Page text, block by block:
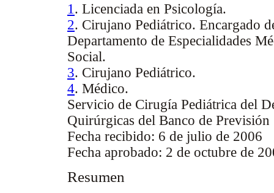
1 . Licenciada en Psicología.
2. Cirujano Pediátrico. Encargado
Departamento de Especialidades
Social.
3. Cirujano Pediátrico.
4. Médico.
Servicio de Cirugía Pediátrica del
Quirúrgicas del Banco de Previsión
Fecha recibido: 6 de julio de 2006
Fecha aprobado: 2 de octubre de
Resumen